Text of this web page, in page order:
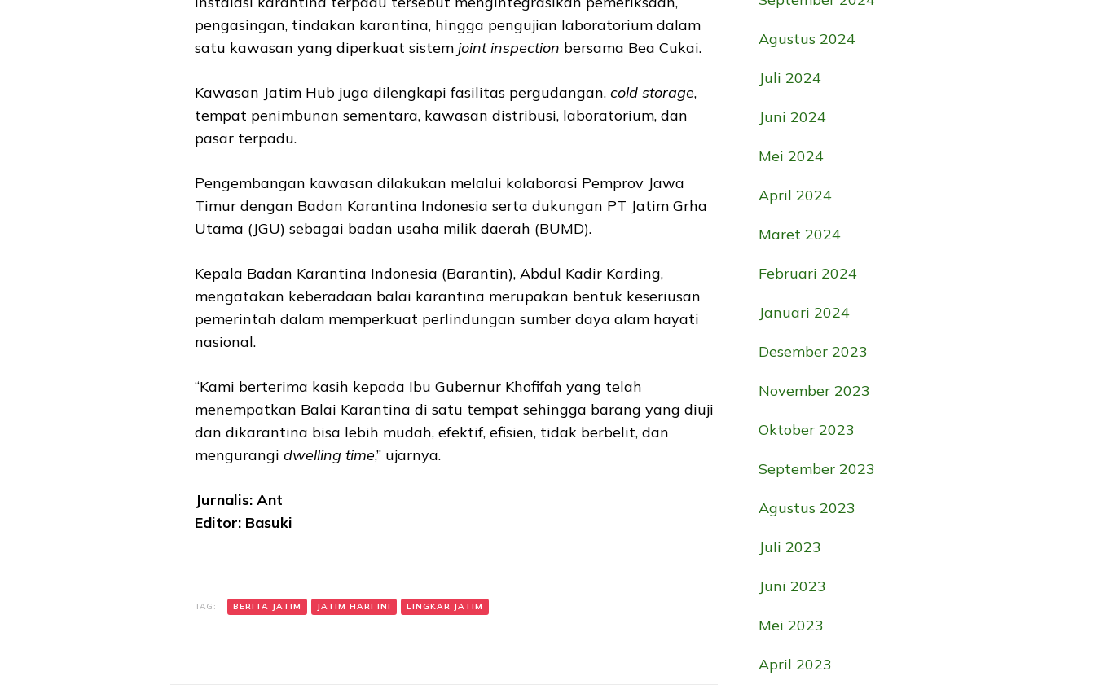
pengasingan, tindakan karantina, hingga pengujian laboratorium dalam
satu kawasan yang diperkuat sistem joint inspection bersama Bea Cukai.
Kawasan Jatim Hub juga dilengkapi fasilitas pergudangan, cold storage,
tempat penimbunan sementara, kawasan distribusi, laboratorium, dan
pasar terpadu.
Pengembangan kawasan dilakukan melalui kolaborasi Pemprov Jawa
Timur dengan Badan Karantina Indonesia serta dukungan PT Jatim Grha
Utama (JGU) sebagai badan usaha milik daerah (BUMD).
Kepala Badan Karantina Indonesia (Barantin), Abdul Kadir Karding,
mengatakan keberadaan balai karantina merupakan bentuk keseriusan
pemerintah dalam memperkuat perlindungan sumber daya alam hayati
nasional.
“Kami berterima kasih kepada Ibu Gubernur Khofifah yang telah
menempatkan Balai Karantina di satu tempat sehingga barang yang diuji
dan dikarantina bisa lebih mudah, efektif, efisien, tidak berbelit, dan
mengurangi dwelling time,” ujarnya.
Jurnalis: Ant
Editor: Basuki
TAG: BERITA JATIM JATIM HARI INI LINGKAR JATIM
Agustus 2024
Juli 2024
Juni 2024
Mei 2024
April 2024
Maret 2024
Februari 2024
Januari 2024
Desember 2023
November 2023
Oktober 2023
September 2023
Agustus 2023
Juli 2023
Juni 2023
Mei 2023
April 2023